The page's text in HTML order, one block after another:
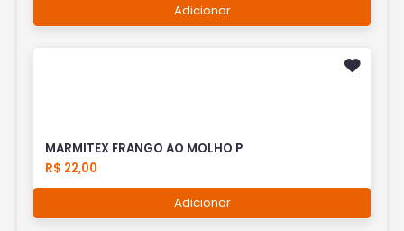
Adicionar
MARMITEX FRANGO AO MOLHO P
R$ 22,00
Adicionar